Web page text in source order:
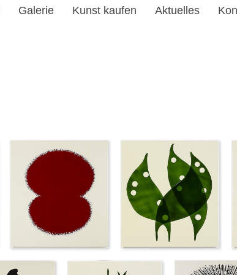
Galerie Kunst kaufen Aktuelles